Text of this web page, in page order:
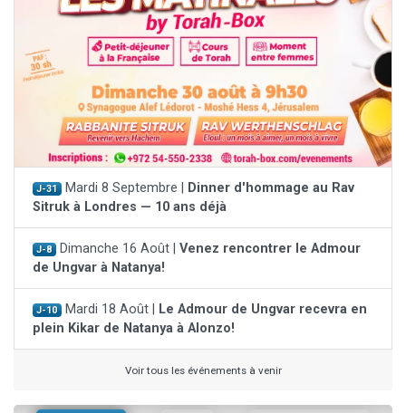
J-31 Mardi 8 Septembre |
Dinner d'hommage au Rav
Sitruk à Londres — 10 ans déjà
J-8 Dimanche 16 Août | Venez rencontrer le Admour
de Ungvar à Natanya!
J-10 Mardi 18 Août |
Le Admour de Ungvar recevra en
plein Kikar de Natanya à Alonzo!
Voir tous les événements à venir